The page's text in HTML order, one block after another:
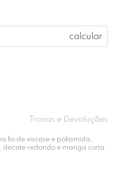
Trocas e Devoluções
fio de viscose e poliamida,
decote redondo e manga curta.